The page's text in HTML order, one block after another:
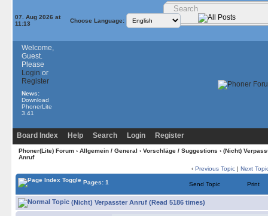
07. Aug 2026 at
11:13
Choose Language:
Welcome,
Guest.
Please
Login or
Register
News:
Download
PhonerLite
3.41
Board Index Help Search Login Register
Phoner(Lite) Forum› Allgemein / General › Vorschläge / Suggestions › (Nicht)
Anruf
‹ Previous Topic | Next
Pages: 1 Send Topic Print
(Nicht) Verpasster Anruf (Read 5186 times)